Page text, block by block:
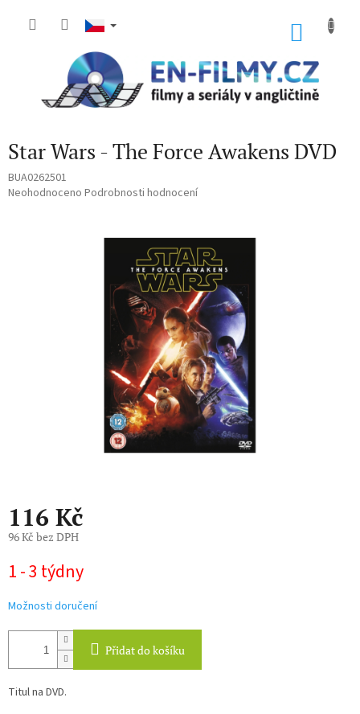
Star Wars - The Force Awakens DVD
BUA0262501
Průměrné
Neohodnoceno Podrobnosti hodnocení
116 Kč
96 Kč bez DPH
cena:
1 - 3 týdny
Možnosti doručení
Přidat do košíku
Titul na DVD.